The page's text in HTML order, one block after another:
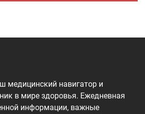
медицинский навигатор и
в мире здоровья. Ежедневная
информации, важные